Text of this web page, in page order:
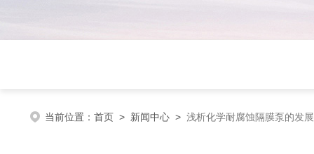
当前位置： 首页 > 新闻中心 > 浅析化学耐腐蚀隔膜泵的发